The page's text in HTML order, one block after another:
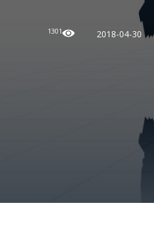
2018-04-30
1301